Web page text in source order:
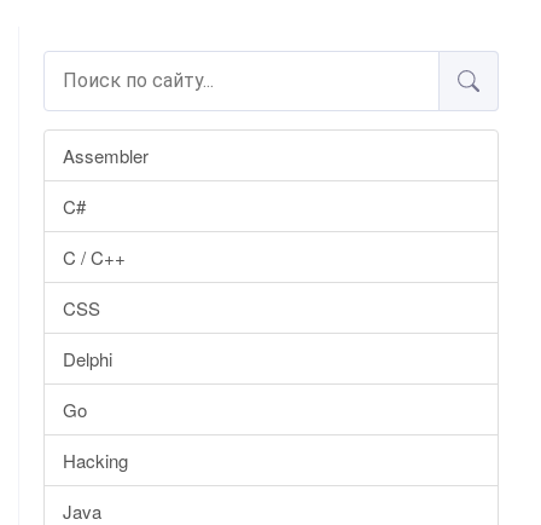
Assembler
C#
C / C++
CSS
Delphi
Go
Hacking
Java